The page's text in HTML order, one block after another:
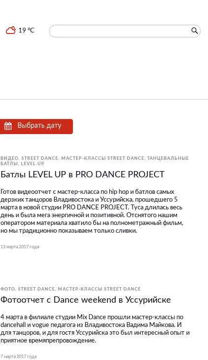
19 °C
Выбрать дату
ВИДЕО STREET DANCE МАСТЕР-КЛАССЫ STREET DANCE
ТАНЦЕВАЛЬНЫЕ
БАТЛЫ
LEVEL UP
Батлы LEVEL UP в PRO DANCE PROJECT
Готов видеоотчет с мастер-класса по hip hop и батлов самых
дерзких танцоров Владивостока и Уссурийска, прошедшего 5
марта в новой студии PRO DANCE PROJECT. Туса длилась весь
день и была мега энергичной и позитивной. Отснятого нашим
оператором материала хватило бы на полнометражный фильм,
но мы традиционно показываем только сливки.
13 марта 2017 года
ФОТО STREET DANCE МАСТЕР-КЛАССЫ STREET DANCE
Фотоотчет с Dance weekend в Уссурийске
4 марта в филиале студии Mix Dance прошли мастер-классы по
dancehall и vogue педагога из Владивостока Вадима Майкова. И
для танцоров, и для гостя Уссурийска это был интересный опыт и
приятное времяпрепровождение.
7 марта 2017 года